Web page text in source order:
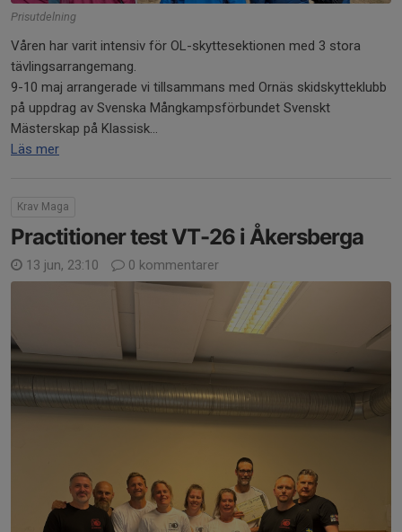
Prisutdelning
Våren har varit intensiv för OL-skyttesektionen med 3 stora
tävlingsarrangemang.
9-10 maj arrangerade vi tillsammans med Ornäs skidskytteklubb
på uppdrag av Svenska Mångkampsförbundet Svenskt
Mästerskap på Klassisk...
Läs mer
Krav Maga
Practitioner test VT-26 i Åkersberga
13 jun, 23:10 0 kommentarer